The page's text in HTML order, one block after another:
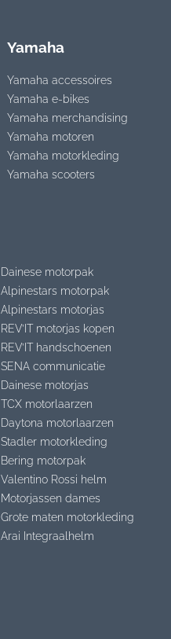
Yamaha
Yamaha accessoires
Yamaha e-bikes
Yamaha merchandising
Yamaha motoren
Yamaha motorkleding
Yamaha scooters
Dainese motorpak
Alpinestars motorpak
Alpinestars motorjas
REV’IT motorjas kopen
REV’IT handschoenen
SENA communicatie
Dainese motorjas
TCX motorlaarzen
Daytona motorlaarzen
Stadler motorkleding
Bering motorpak
Valentino Rossi helm
Motorjassen dames
Grote maten motorkleding
Arai Integraalhelm